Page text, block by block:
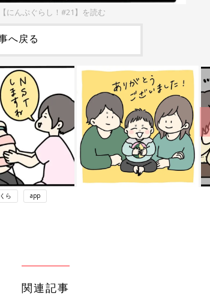
にんぷぐらし！#21】を読む
へ戻る
ら app
関連記事